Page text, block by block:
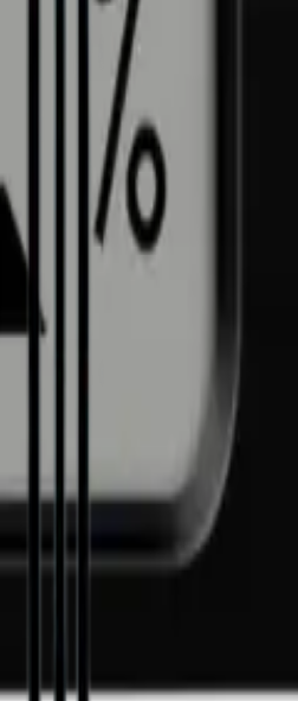
de exhibición, servicio y